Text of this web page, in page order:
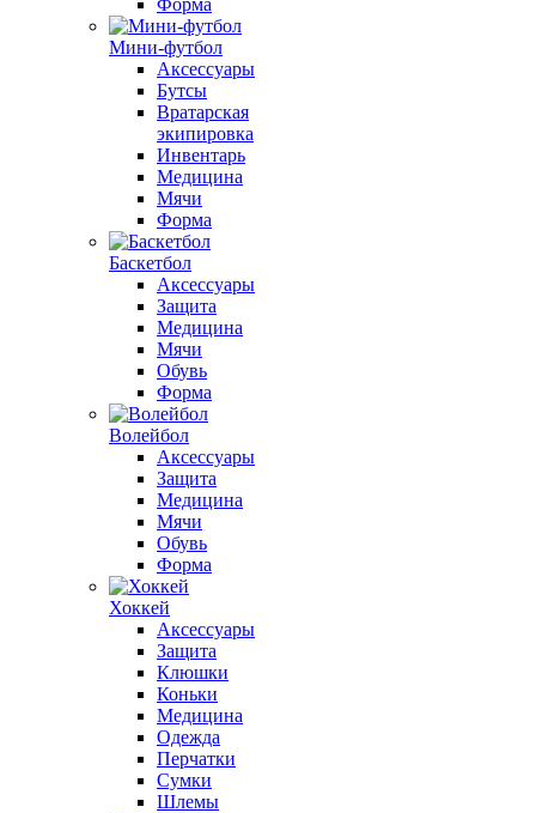
Форма
Мини-футбол
Аксессуары
Бутсы
Вратарская
экипировка
Инвентарь
Медицина
Мячи
Форма
Баскетбол
Аксессуары
Защита
Медицина
Мячи
Обувь
Форма
Волейбол
Аксессуары
Защита
Медицина
Мячи
Обувь
Форма
Хоккей
Аксессуары
Защита
Клюшки
Коньки
Медицина
Одежда
Перчатки
Сумки
Шлемы